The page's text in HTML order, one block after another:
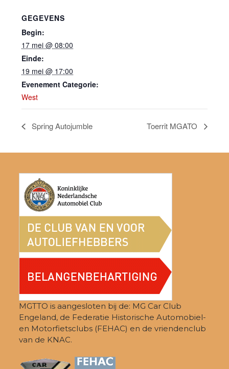
GEGEVENS
Begin:
17 mei @ 08:00
Einde:
19 mei @ 17:00
Evenement Categorie:
West
Spring Autojumble Toerrit MGATO
MGTTO is aangesloten bij de: MG Car Club
Engeland, de Federatie Historische Automobiel-
en Motorfietsclubs (FEHAC) en de vriendenclub
van de KNAC.